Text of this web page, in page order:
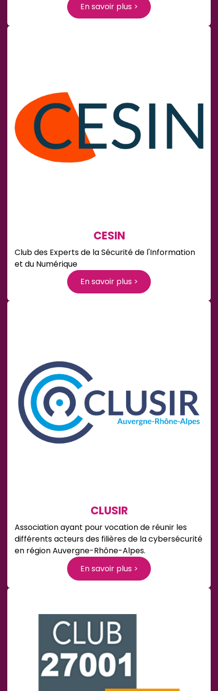
En savoir plus >
CESIN
Club des Experts de la Sécurité de l'Information
et du Numérique
En savoir plus >
CLUSIR
Association ayant pour vocation de réunir les
différents acteurs des filières de la cybersécurité
en région Auvergne-Rhône-Alpes.
En savoir plus >